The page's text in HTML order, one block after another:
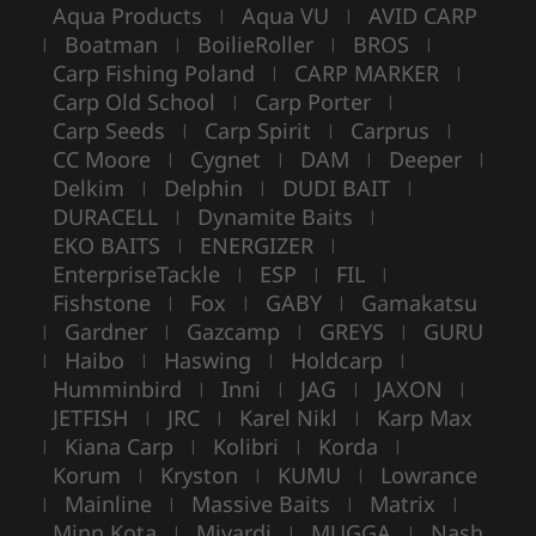
Aqua Products | Aqua VU | AVID CARP
| Boatman | BoilieRoller | BROS |
Carp Fishing Poland | CARP MARKER |
Carp Old School | Carp Porter |
Carp Seeds | Carp Spirit | Carprus |
CC Moore | Cygnet | DAM | Deeper |
Delkim | Delphin | DUDI BAIT |
DURACELL | Dynamite Baits |
EKO BAITS | ENERGIZER |
EnterpriseTackle | ESP | FIL |
Fishstone | Fox | GABY | Gamakatsu
| Gardner | Gazcamp | GREYS | GURU
| Haibo | Haswing | Holdcarp |
Humminbird | Inni | JAG | JAXON |
JETFISH | JRC | Karel Nikl | Karp Max
| Kiana Carp | Kolibri | Korda |
Korum | Kryston | KUMU | Lowrance
| Mainline | Massive Baits | Matrix |
| | |